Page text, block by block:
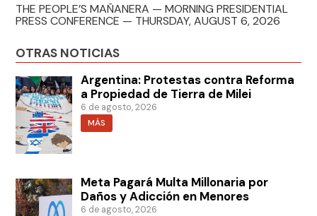
THE PEOPLE’S MAÑANERA — MORNING PRESIDENTIAL
PRESS CONFERENCE — THURSDAY, AUGUST 6, 2026
OTRAS NOTICIAS
Argentina: Protestas contra Reforma
a Propiedad de Tierra de Milei
6 de agosto, 2026
MÁS
Meta Pagará Multa Millonaria por
Daños y Adicción en Menores
6 de agosto, 2026